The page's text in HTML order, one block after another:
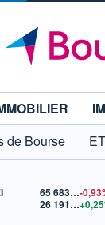
de Bourse
65 683,26-
26 191,11